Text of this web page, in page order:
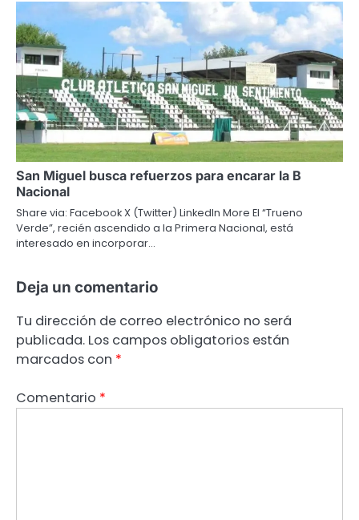
San Miguel busca refuerzos para encarar la B
Nacional
Share via: Facebook X (Twitter) LinkedIn More El “Trueno
Verde”, recién ascendido a la Primera Nacional, está
interesado en incorporar…
Deja un comentario
Tu dirección de correo electrónico no será
publicada. Los campos obligatorios están
marcados con *
Comentario *